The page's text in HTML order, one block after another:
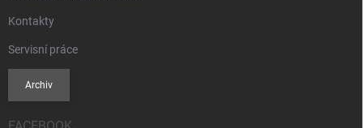
Kontakty
Servisní práce
Archiv